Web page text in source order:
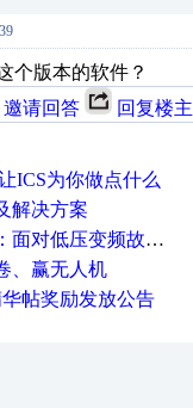
个版本的软件？
邀请回答 回复楼主
ICS为你做点什么
解决方案
故障，老手是这样解决的！
、赢无人机
帖奖励发放公告